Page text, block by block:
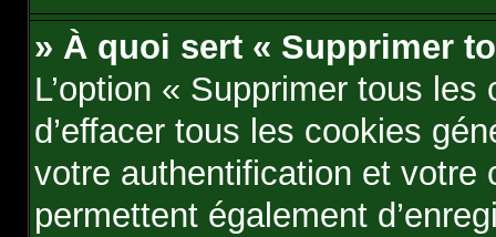
» À quoi sert « Supprimer
L’option « Supprimer tous
d’effacer tous les cookies
votre authentification et votre
permettent également